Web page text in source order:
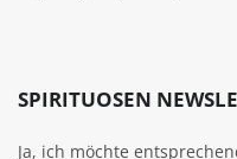
SPIRITUOSEN
Ja, ich möchte